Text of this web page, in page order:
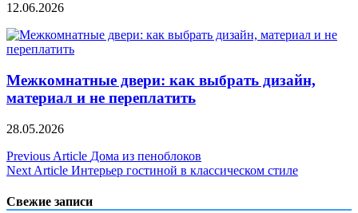
12.06.2026
Межкомнатные двери: как выбрать дизайн,
материал и не переплатить
28.05.2026
Навигация
по
записям
Previous Article Дома из пеноблоков
Next Article Интерьер гостиной в классическом стиле
Свежие записи